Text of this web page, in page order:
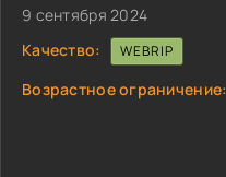
9 сентября 2024
Качество:
WEBRIP
Возрастное ограничение: